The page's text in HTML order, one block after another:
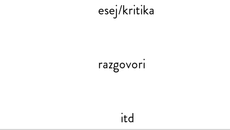
esej/kritika
razgovori
itd